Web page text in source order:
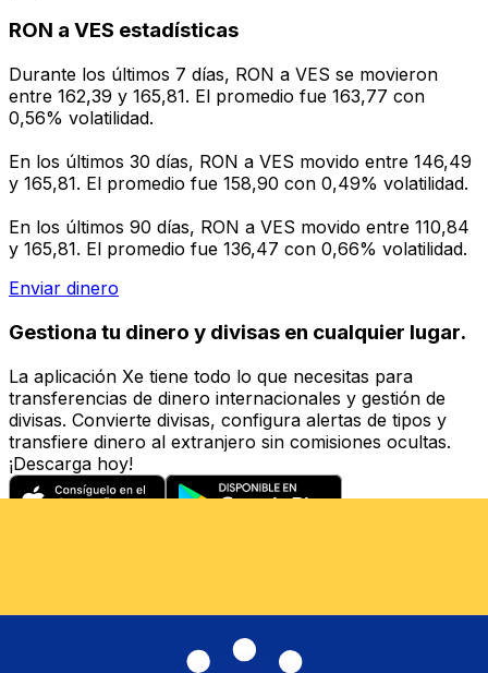
RON a VES estadísticas
Durante los últimos 7 días, RON a VES se movieron
entre 162,39 y 165,81. El promedio fue 163,77 con
0,56% volatilidad.
En los últimos 30 días, RON a VES movido entre 146,49
y 165,81. El promedio fue 158,90 con 0,49% volatilidad.
En los últimos 90 días, RON a VES movido entre 110,84
y 165,81. El promedio fue 136,47 con 0,66% volatilidad.
Enviar dinero
Gestiona tu dinero y divisas en cualquier lugar.
La aplicación Xe tiene todo lo que necesitas para
transferencias de dinero internacionales y gestión de
divisas. Convierte divisas, configura alertas de tipos y
transfiere dinero al extranjero sin comisiones ocultas.
¡Descarga hoy!